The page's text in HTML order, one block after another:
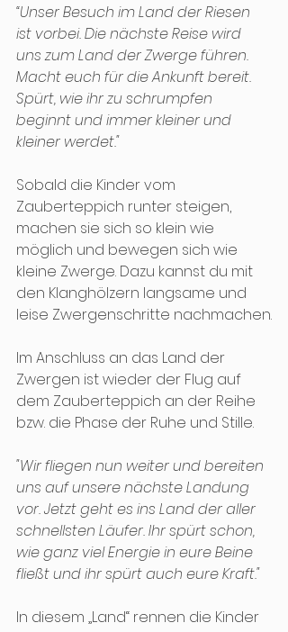
“Unser Besuch im Land der Riesen
ist vorbei. Die nächste Reise wird
uns zum Land der Zwerge führen.
Macht euch für die Ankunft bereit.
Spürt, wie ihr zu schrumpfen
beginnt und immer kleiner und
kleiner werdet."
Sobald die Kinder vom
Zauberteppich runter steigen,
machen sie sich so klein wie
möglich und bewegen sich wie
kleine Zwerge. Dazu kannst du mit
den Klanghölzern langsame und
leise Zwergenschritte nachmachen.
Im Anschluss an das Land der
Zwergen ist wieder der Flug auf
dem Zauberteppich an der Reihe
bzw. die Phase der Ruhe und Stille.
"Wir fliegen nun weiter und bereiten
uns auf unsere nächste Landung
vor. Jetzt geht es ins Land der aller
schnellsten Läufer. Ihr spürt schon,
wie ganz viel Energie in eure Beine
fließt und ihr spürt auch eure Kraft."
In diesem „Land“ rennen die Kinder